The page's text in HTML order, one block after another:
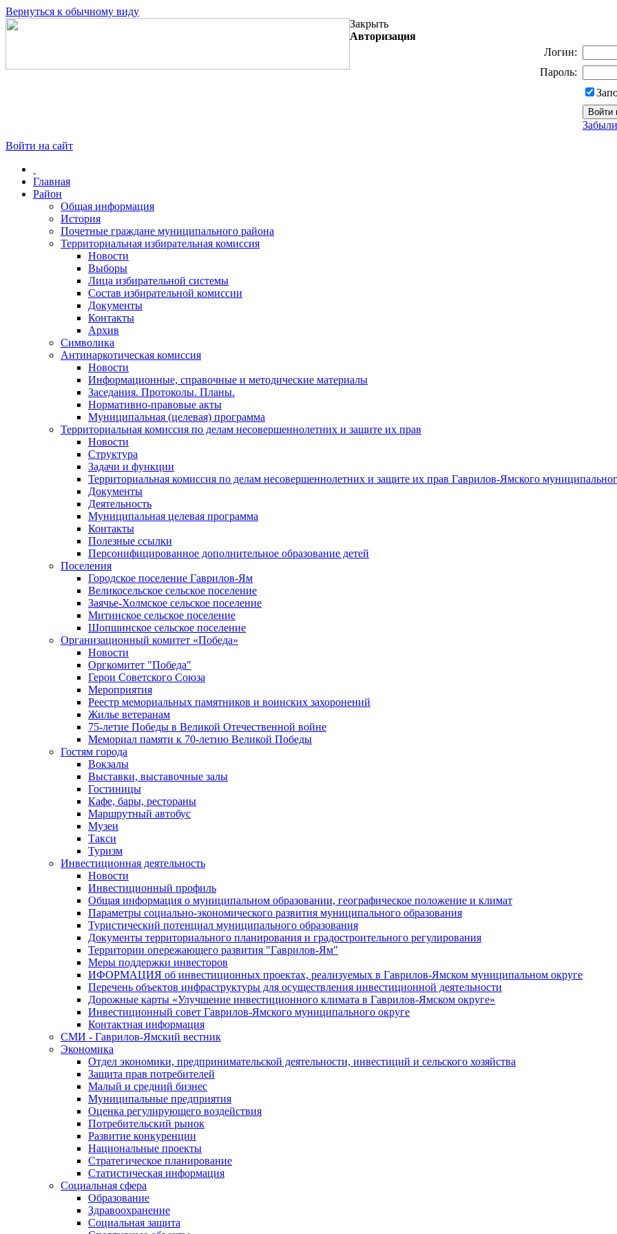
Вернуться к обычному виду
Закрыть
Авторизация
Логин:
Пароль:
Войти на сайт
Главная
Район
Общая информация
История
Почетные граждане муниципального района
Территориальная избирательная комиссия
Новости
Выборы
Лица избирательной системы
Состав избирательной комиссии
Документы
Контакты
Архив
Символика
Антинаркотическая комиссия
Новости
Информационные, справочные и методические материалы
Заседания. Протоколы. Планы.
Нормативно-правовые акты
Муниципальная (целевая) программа
Территориальная комиссия по делам несовершеннолетних и защите их прав
Новости
Структура
Задачи и функции
Территориальная комиссия по делам несовершеннолетних и защите их прав Гаврилов-Ямского
Документы
Деятельность
Муниципальная целевая программа
Контакты
Полезные ссылки
Персонифицированное дополнительное образование детей
Поселения
Городское поселение Гаврилов-Ям
Великосельское сельское поселение
Заячье-Холмское сельское поселение
Митинское сельское поселение
Шопшинское сельское поселение
Организационный комитет «Победа»
Новости
Оргкомитет "Победа"
Герои Советского Союза
Мероприятия
Реестр мемориальных памятников и воинских захоронений
Жилье ветеранам
75-летие Победы в Великой Отечественной войне
Мемориал памяти к 70-летию Великой Победы
Гостям города
Вокзалы
Выставки, выставочные залы
Гостиницы
Кафе, бары, рестораны
Маршрутный автобус
Музеи
Такси
Туризм
Инвестиционная деятельность
Новости
Инвестиционный профиль
Общая информация о муниципальном образовании, географическое положение и климат
Параметры социально-экономического развития муниципального образования
Туристический потенциал муниципального образования
Документы территориального планирования и градостроительного регулирования
Территории опережающего развития "Гаврилов-Ям"
Меры поддержки инвесторов
ИФОРМАЦИЯ об инвестиционных проектах, реализуемых в Гаврилов-Ямском муниципальном округе
Перечень объектов инфраструктуры для осуществления инвестиционной деятельности
Дорожные карты «Улучшение инвестиционного климата в Гаврилов-Ямском округе»
Инвестиционный совет Гаврилов-Ямского муниципального округе
Контактная информация
СМИ - Гаврилов-Ямский вестник
Экономика
Отдел экономики, предпринимательской деятельности, инвестиций и сельского хозяйства
Защита прав потребителей
Малый и средний бизнес
Муниципальные предприятия
Оценка регулирующего воздействия
Потребительский рынок
Развитие конкуренции
Национальные проекты
Стратегическое планирование
Статистическая информация
Социальная сфера
Образование
Здравоохранение
Социальная защита